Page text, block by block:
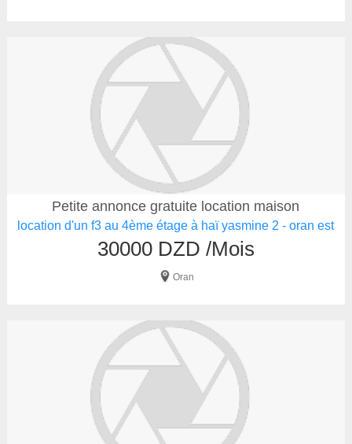
Petite annonce gratuite location maison
location d'un f3 au 4ème étage à haï yasmine 2 - oran est
30000 DZD /Mois
Oran